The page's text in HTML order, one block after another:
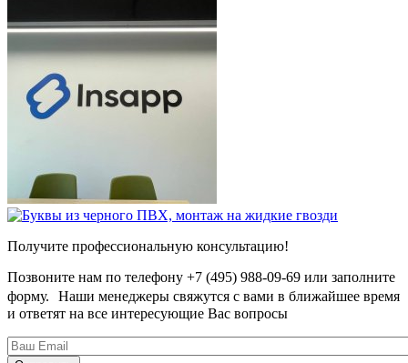
Получите профессиональную консультацию!
Позвоните нам по телефону +7 (495) 988-09-69 или заполните
форму. Наши менеджеры свяжутся с вами в ближайшее время
и ответят на все интересующие Вас вопросы